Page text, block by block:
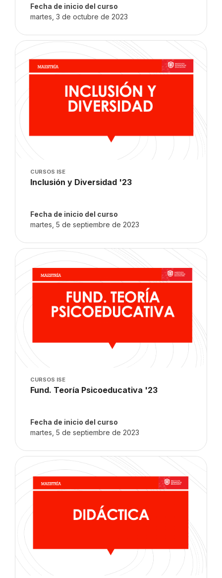
Fecha de inicio del curso
martes, 3 de octubre de 2023
Imagen del curso" Inclusión y Diversidad '23
Imagen del curso
CURSOS ISE
Nombre del curso
Inclusión y Diversidad '23
Fecha de inicio del curso
martes, 5 de septiembre de 2023
Imagen del curso" Fund. Teoría Psicoeducativa '23
Imagen del curso
CURSOS ISE
Nombre del curso
Fund. Teoría Psicoeducativa '23
Fecha de inicio del curso
martes, 5 de septiembre de 2023
Imagen del curso" Didáctica '23